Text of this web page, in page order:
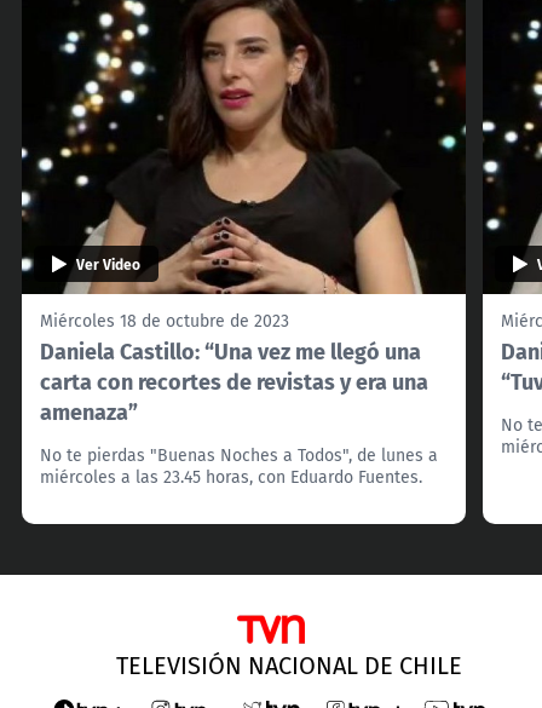
Ver Video
Miércoles 18 de octubre de 2023
Daniela Castillo: “Una vez me llegó una
carta con recortes de revistas y era una
amenaza”
No te pierdas "Buenas Noches a Todos", de lunes a
miércoles a las 23.45 horas, con Eduardo Fuentes.
No
TELEVISIÓN NACIONAL DE CHILE